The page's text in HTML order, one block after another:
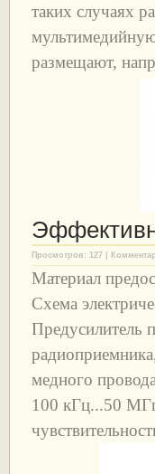
таких случаях
размещают,
Просмотров: 127 |
Материал
Схема
Предусилитель
медного
100 кГц...50